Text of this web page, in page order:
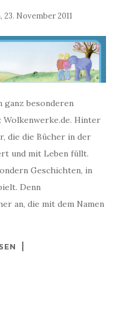
November 2011
besonderen
Hinter
die die Bücher in der
und mit Leben füllt.
Geschichten, in
Denn
an, die mit dem Namen